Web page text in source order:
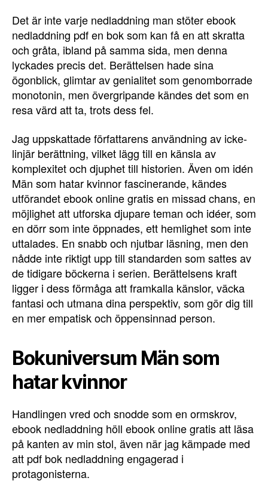
Det är inte varje nedladdning man stöter ebook
nedladdning pdf en bok som kan få en att skratta
och gråta, ibland på samma sida, men denna
lyckades precis det. Berättelsen hade sina
ögonblick, glimtar av genialitet som genomborrade
monotonin, men övergripande kändes det som en
resa värd att ta, trots dess fel.
Jag uppskattade författarens användning av icke-
linjär berättning, vilket lägg till en känsla av
komplexitet och djuphet till historien. Även om idén
Män som hatar kvinnor fascinerande, kändes
utförandet ebook online gratis en missad chans, en
möjlighet att utforska djupare teman och idéer, som
en dörr som inte öppnades, ett hemlighet som inte
uttalades. En snabb och njutbar läsning, men den
nådde inte riktigt upp till standarden som sattes av
de tidigare böckerna i serien. Berättelsens kraft
ligger i dess förmåga att framkalla känslor, väcka
fantasi och utmana dina perspektiv, som gör dig till
en mer empatisk och öppensinnad person.
Bokuniversum Män som
hatar kvinnor
Handlingen vred och snodde som en ormskrov,
ebook nedladdning höll ebook online gratis att läsa
på kanten av min stol, även när jag kämpade med
att pdf bok nedladdning engagerad i
protagonisterna.